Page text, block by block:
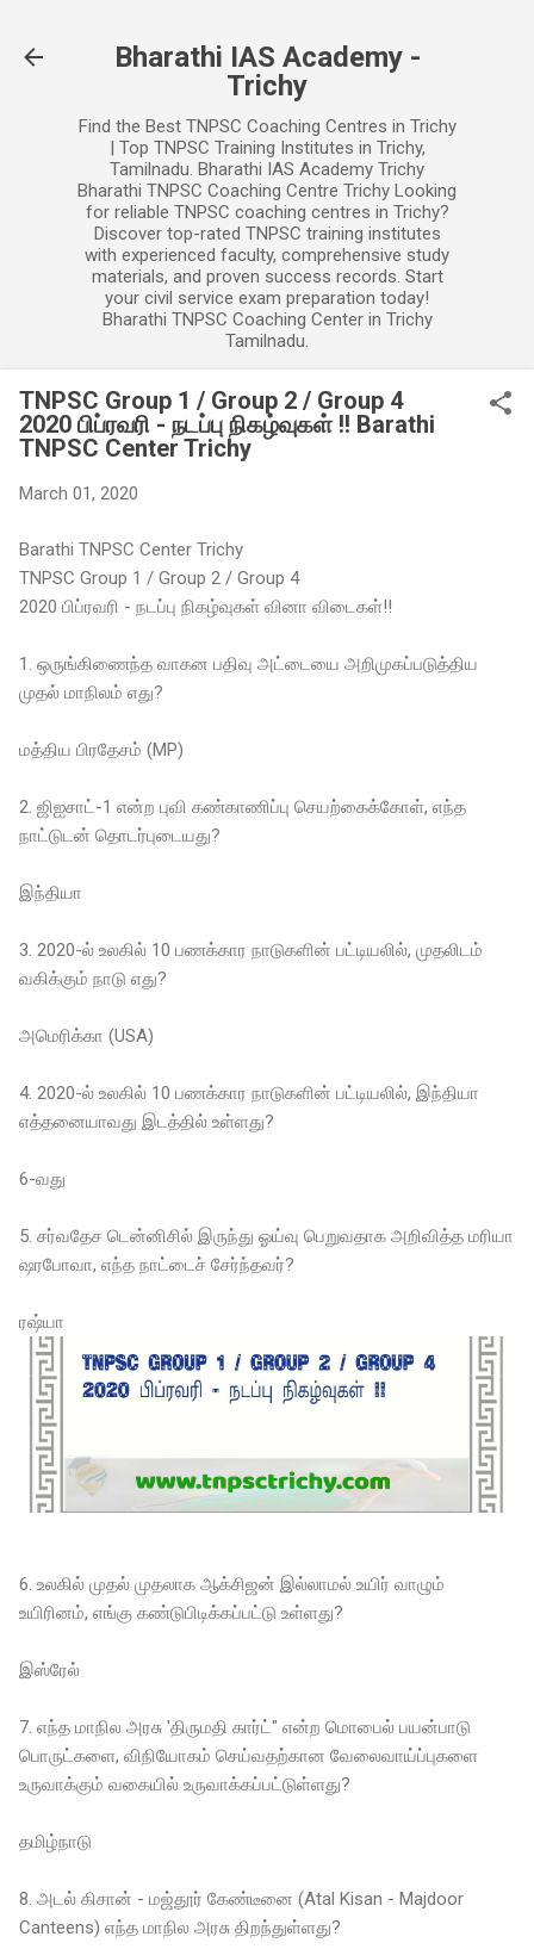
Bharathi IAS Academy -
Trichy
Find the Best TNPSC Coaching Centres in Trichy
| Top TNPSC Training Institutes in Trichy,
Tamilnadu. Bharathi IAS Academy Trichy
Bharathi TNPSC Coaching Centre Trichy Looking
for reliable TNPSC coaching centres in Trichy?
Discover top-rated TNPSC training institutes
with experienced faculty, comprehensive study
materials, and proven success records. Start
your civil service exam preparation today!
Bharathi TNPSC Coaching Center in Trichy
Tamilnadu.
TNPSC Group 1 / Group 2 / Group 4
2020 பிப்ரவரி - நடப்பு நிகழ்வுகள் !! Barathi
TNPSC Center Trichy
March 01, 2020
Barathi TNPSC Center Trichy
TNPSC Group 1 / Group 2 / Group 4
2020 பிப்ரவரி - நடப்பு நிகழ்வுகள் வினா விடைகள்!!
1. ஒருங்கிணைந்த வாகன பதிவு அட்டையை அறிமுகப்படுத்திய
முதல் மாநிலம் எது?
மத்திய பிரதேசம் (MP)
2. ஜிஐசாட்-1 என்ற புவி கண்காணிப்பு செயற்கைக்கோள், எந்த
நாட்டுடன் தொடர்புடையது?
இந்தியா
3. 2020-ல் உலகில் 10 பணக்கார நாடுகளின் பட்டியலில், முதலிடம்
வகிக்கும் நாடு எது?
அமெரிக்கா (USA)
4. 2020-ல் உலகில் 10 பணக்கார நாடுகளின் பட்டியலில், இந்தியா
எத்தனையாவது இடத்தில் உள்ளது?
6-வது
5. சர்வதேச டென்னிசில் இருந்து ஓய்வு பெறுவதாக அறிவித்த மரியா
ஷரபோவா, எந்த நாட்டைச் சேர்ந்தவர்?
ரஷ்யா
6. உலகில் முதல் முதலாக ஆக்சிஜன் இல்லாமல் உயிர் வாழும்
உயிரினம், எங்கு கண்டுபிடிக்கப்பட்டு உள்ளது?
இஸ்ரேல்
7. எந்த மாநில அரசு 'திருமதி கார்ட்" என்ற மொபைல் பயன்பாடு
பொருட்களை, விநியோகம் செய்வதற்கான வேலைவாய்ப்புகளை
உருவாக்கும் வகையில் உருவாக்கப்பட்டுள்ளது?
தமிழ்நாடு
8. அடல் கிசான் - மஜ்தூர் கேண்டீனை (Atal Kisan - Majdoor
Canteens) எந்த மாநில அரசு திறந்துள்ளது?